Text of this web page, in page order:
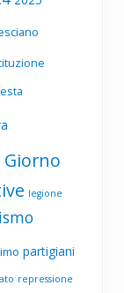
Giorno
legione
partigiani
repressione